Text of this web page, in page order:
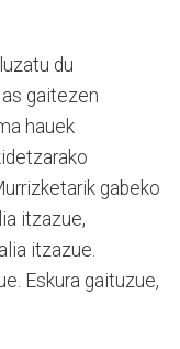
du
gaitezen
hauek
gabeko
itzazue,
itzazue.
Eskura gaituzue,